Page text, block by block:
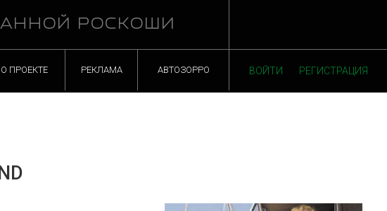
РОСКОШИ
О ПРОЕКТЕ РЕКЛАМА АВТОЗОРРО ВОЙТИ РЕГИСТРАЦИЯ